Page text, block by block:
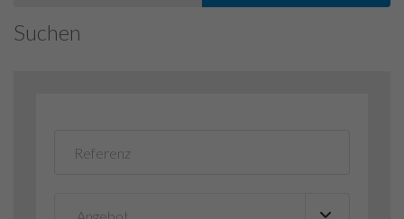
Suchen